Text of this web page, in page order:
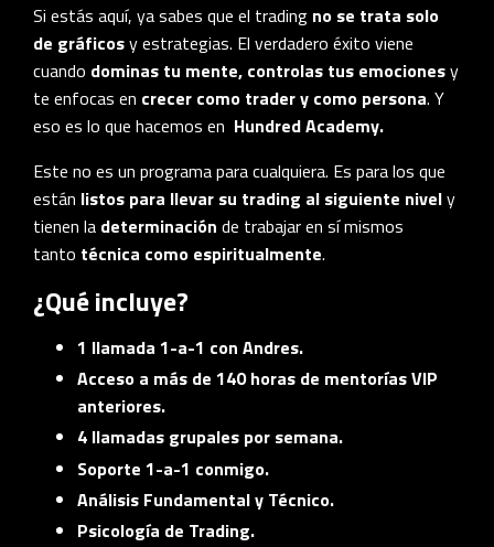
Si estás aquí, ya sabes que el trading no se trata solo
de gráficosy estrategias. El verdadero éxito viene
cuando dominas tu mente, controlas tus emocionesy
te enfocas en crecer como trader y como persona. Y
eso es lo que hacemos en Hundred Academy.
Este no es un programa para cualquiera. Es para los que
están listos para llevar su trading al siguiente nively
tienen la determinación de trabajar en sí mismos
tanto técnica como espiritualmente.
¿Qué incluye?
1 llamada 1-a-1 con Andres.
Acceso a más de 140 horas de mentorías VIP
anteriores.
4 llamadas grupales por semana.
Soporte 1-a-1 conmigo.
Análisis Fundamental y Técnico.
Psicología de Trading.